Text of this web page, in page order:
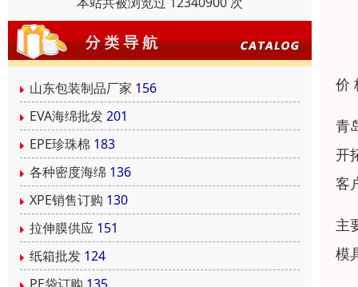
山东包装制品厂家 156
EVA海绵批发201
EPE珍珠棉 183
各种密度海绵 136
XPE销售订购 130
拉伸膜供应 151
纸箱批发 124
价
青
开
客
主
模